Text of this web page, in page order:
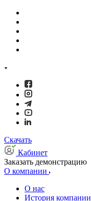
Скачать
Кабинет
Заказать демонстрацию
О компании
О нас
История компании